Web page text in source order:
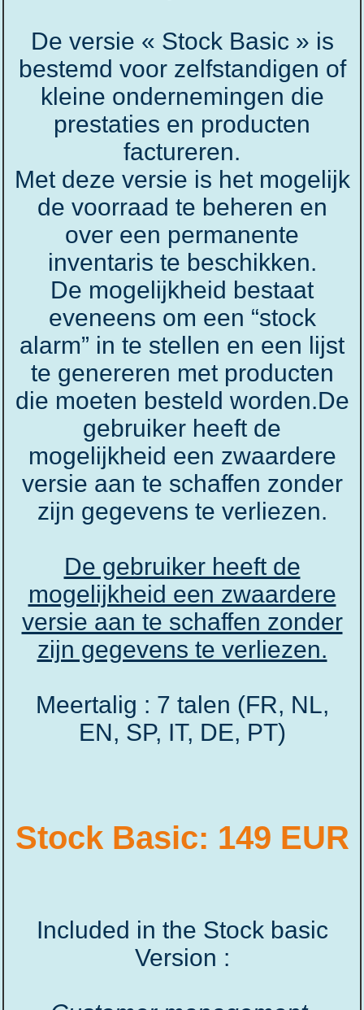
De versie « Stock Basic » is
bestemd voor zelfstandigen of
kleine ondernemingen die
prestaties en producten
factureren.
Met deze versie is het mogelijk
de voorraad te beheren en
over een permanente
inventaris te beschikken.
De mogelijkheid bestaat
eveneens om een “stock
alarm” in te stellen en een lijst
te genereren met producten
die moeten besteld worden.De
gebruiker heeft de
mogelijkheid een zwaardere
versie aan te schaffen zonder
zijn gegevens te verliezen.
De gebruiker heeft de
mogelijkheid een zwaardere
versie aan te schaffen zonder
zijn gegevens te verliezen.
Meertalig : 7 talen (FR, NL,
EN, SP, IT, DE, PT)
Stock Basic: 149 EUR
Included in the Stock basic
Version :